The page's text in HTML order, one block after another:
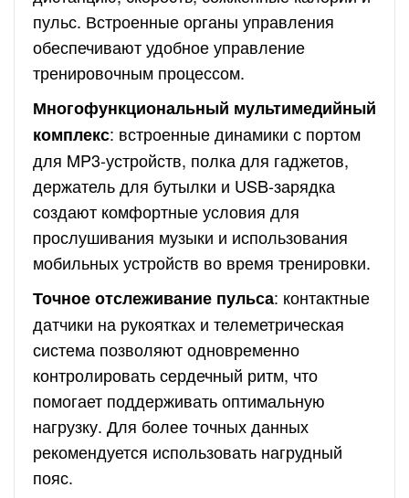
пульс. Встроенные органы управления
обеспечивают удобное управление
тренировочным процессом.
Многофункциональный мультимедийный
комплекс: встроенные динамики с портом
для MP3-устройств, полка для гаджетов,
держатель для бутылки и USB-зарядка
создают комфортные условия для
прослушивания музыки и использования
мобильных устройств во время тренировки.
Точное отслеживание пульса: контактные
датчики на рукоятках и телеметрическая
система позволяют одновременно
контролировать сердечный ритм, что
помогает поддерживать оптимальную
нагрузку. Для более точных данных
рекомендуется использовать нагрудный
пояс.